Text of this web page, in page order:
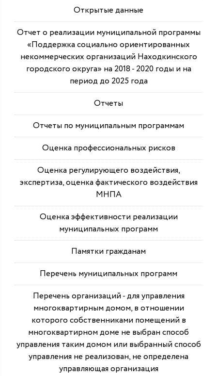
Открытые данные
Отчет о реализации муниципальной программы
«Поддержка социально ориентированных
некоммерческих организаций Находкинского
городского округа» на 2018 - 2020 годы и на
период до 2025 года
Отчеты
Отчеты по муниципальным программам
Оценка профессиональных рисков
Оценка регулирующего воздействия,
экспертиза, оценка фактического воздействия
МНПА
Оценка эффективности реализации
муниципальных программ
Памятки гражданам
Перечень муниципальных программ
Перечень организаций - для управления
многоквартирным домом, в отношении
которого собственниками помещений в
многоквартирном доме не выбран способ
управления таким домом или выбранный способ
управления не реализован, не определена
управляющая организация